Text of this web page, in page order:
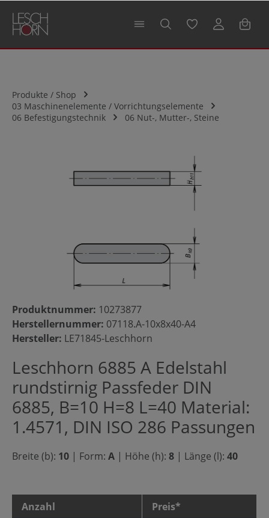
springen
Produkte / Shop
03 Maschinenelemente / Vorrichtungselemente
06 Befestigungstechnik
06 Nut-, Mutter-, Steine
Produktnummer: 10273877
Herstellernummer: 07118.A-10x8x40-A4
Hersteller: LE71845-Leschhorn
Leschhorn 6885 A Edelstahl
rundstirnig Passfeder DIN
6885, B=10 H=8 L=40 Material:
1.4571, DIN ISO 286 Passungen
Breite (b): 10 | Form: A | Höhe (h): 8 | Länge (l): 40
Anzahl
Preis*